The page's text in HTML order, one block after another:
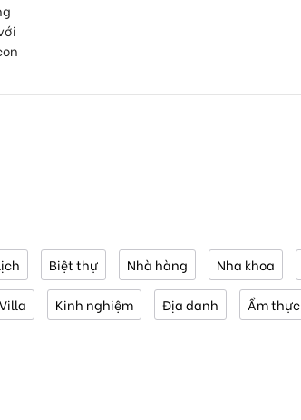
Biệt thự Nhà hàng Nha khoa
Villa Kinh nghiệm Địa danh Ẩm thực